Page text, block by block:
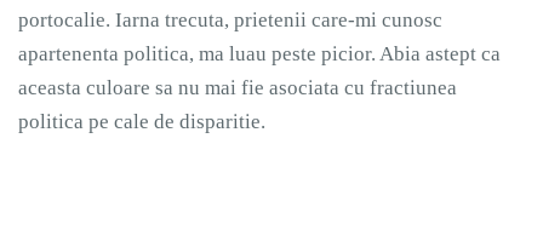
portocalie. Iarna trecuta, prietenii care-mi cunosc
apartenenta politica, ma luau peste picior. Abia astept ca
aceasta culoare sa nu mai fie asociata cu fractiunea
politica pe cale de disparitie.